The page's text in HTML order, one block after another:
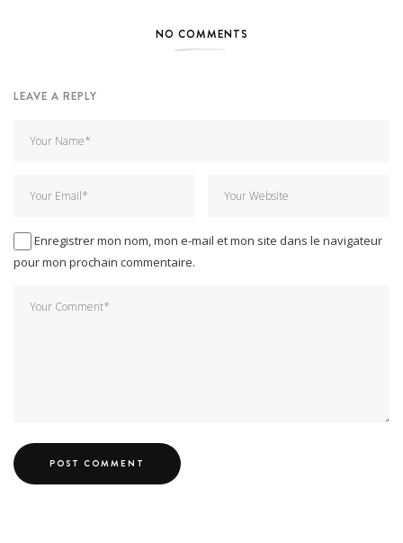
NO COMMENTS
LEAVE A REPLY
Enregistrer mon nom, mon e-mail et mon site dans le navigateur
pour mon prochain commentaire.